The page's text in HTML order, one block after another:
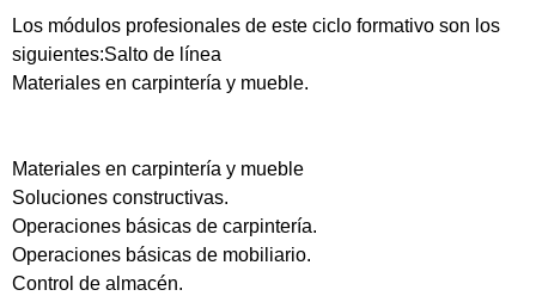
Los módulos profesionales de este ciclo formativo son los
siguientes:Salto de línea
Materiales en carpintería y mueble.
Materiales en carpintería y mueble
Soluciones constructivas.
Operaciones básicas de carpintería.
Operaciones básicas de mobiliario.
Control de almacén.